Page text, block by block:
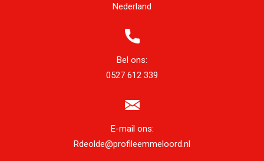
Nederland
Bel ons:
0527 612 339
E-mail ons:
Rdeolde@profileemmeloord.nl